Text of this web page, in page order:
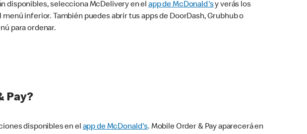
disponibles, selecciona McDelivery en elapp de McDonald'sy verás los
inferior. También puedes abrir tus apps de DoorDash, Grubhub o
para ordenar.
Pay?
disponibles en elapp de McDonald's. Mobile Order & Pay aparecerá en